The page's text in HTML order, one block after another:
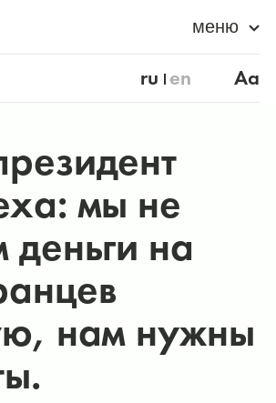
меню
ru en Aa
мы не
деньги на
нам нужны